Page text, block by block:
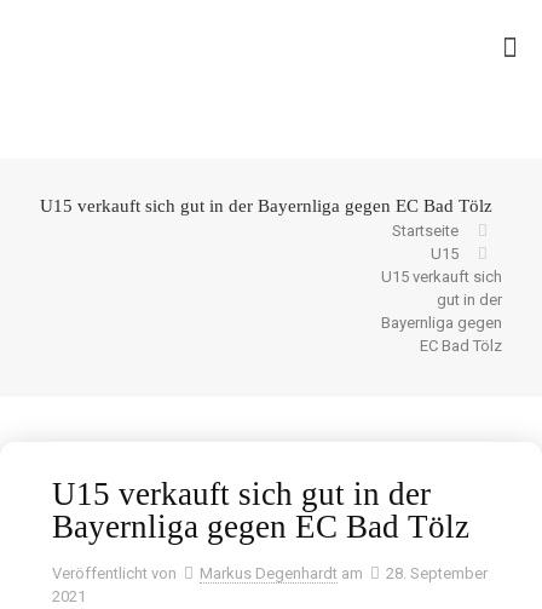
U15 verkauft sich gut in der Bayernliga gegen EC Bad Tölz
Startseite
U15
U15 verkauft sich
gut in der
Bayernliga gegen
EC Bad Tölz
U15 verkauft sich gut in der
Bayernliga gegen EC Bad Tölz
Veröffentlicht von Markus Degenhardt am
28. September
2021